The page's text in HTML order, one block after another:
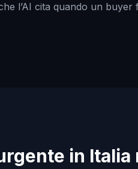
l’AI cita quando un buyer
in